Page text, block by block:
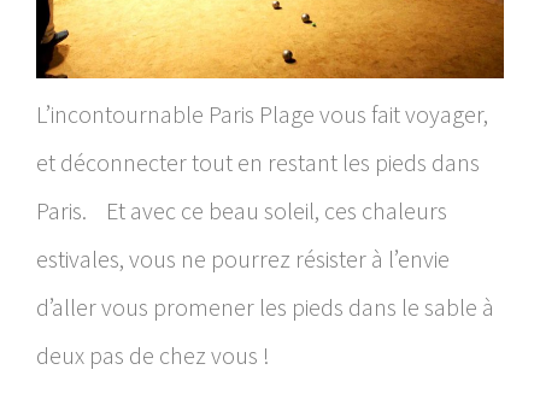
L’incontournable Paris Plage vous fait voyager,
et déconnecter tout en restant les pieds dans
Paris.
Et avec ce beau soleil, ces chaleurs
estivales, vous ne pourrez résister à l’envie
d’aller vous promener les pieds dans le sable à
deux pas de chez vous !